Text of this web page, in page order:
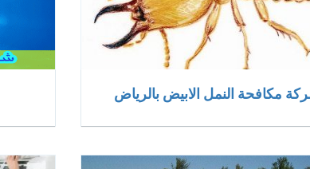
مكافحة النمل الابيض بالرياض